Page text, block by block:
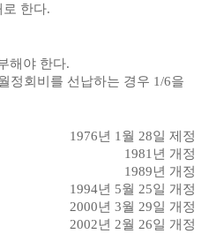
로 한다.
해야 한다.
정회비를 선납하는 경우 1/6을
1976년 1 월 28일 제정
1981 년 개정
1989년 개정
1994년 5월 25일 개정
2000년3월 29일 개정
2002년 2월 26일 개정